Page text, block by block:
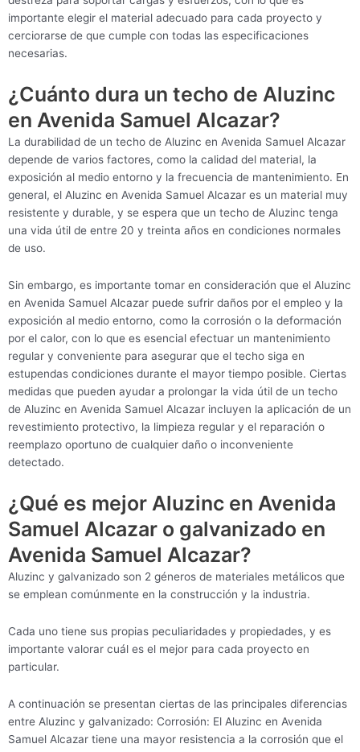
importante elegir el material adecuado para cada proyecto y
cerciorarse de que cumple con todas las especificaciones
necesarias.
¿Cuánto dura un techo de Aluzinc
en Avenida Samuel Alcazar?
La durabilidad de un techo de Aluzinc en Avenida Samuel Alcazar
depende de varios factores, como la calidad del material, la
exposición al medio entorno y la frecuencia de mantenimiento. En
general, el Aluzinc en Avenida Samuel Alcazar es un material muy
resistente y durable, y se espera que un techo de Aluzinc tenga
una vida útil de entre 20 y treinta años en condiciones normales
de uso.
Sin embargo, es importante tomar en consideración que el Aluzinc
en Avenida Samuel Alcazar puede sufrir daños por el empleo y la
exposición al medio entorno, como la corrosión o la deformación
por el calor, con lo que es esencial efectuar un mantenimiento
regular y conveniente para asegurar que el techo siga en
estupendas condiciones durante el mayor tiempo posible. Ciertas
medidas que pueden ayudar a prolongar la vida útil de un techo
de Aluzinc en Avenida Samuel Alcazar incluyen la aplicación de un
revestimiento protectivo, la limpieza regular y el reparación o
reemplazo oportuno de cualquier daño o inconveniente
detectado.
¿Qué es mejor Aluzinc en Avenida
Samuel Alcazar o galvanizado en
Avenida Samuel Alcazar?
Aluzinc y galvanizado son 2 géneros de materiales metálicos que
se emplean comúnmente en la construcción y la industria.
Cada uno tiene sus propias peculiaridades y propiedades, y es
importante valorar cuál es el mejor para cada proyecto en
particular.
A continuación se presentan ciertas de las principales diferencias
entre Aluzinc y galvanizado: Corrosión: El Aluzinc en Avenida
Samuel Alcazar tiene una mayor resistencia a la corrosión que el